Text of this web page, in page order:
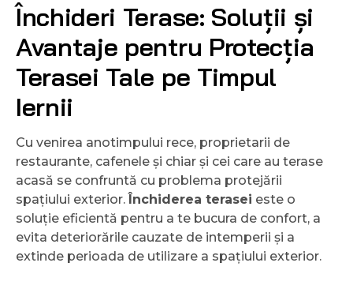
Închideri Terase: Soluții și
Avantaje pentru Protecția
Terasei Tale pe Timpul
Iernii
Cu venirea anotimpului rece, proprietarii de
restaurante, cafenele și chiar și cei care au terase
acasă se confruntă cu problema protejării
spațiului exterior.Închiderea terasei este o
soluție eficientă pentru a te bucura de confort, a
evita deteriorările cauzate de intemperii și a
extinde perioada de utilizare a spațiului exterior.